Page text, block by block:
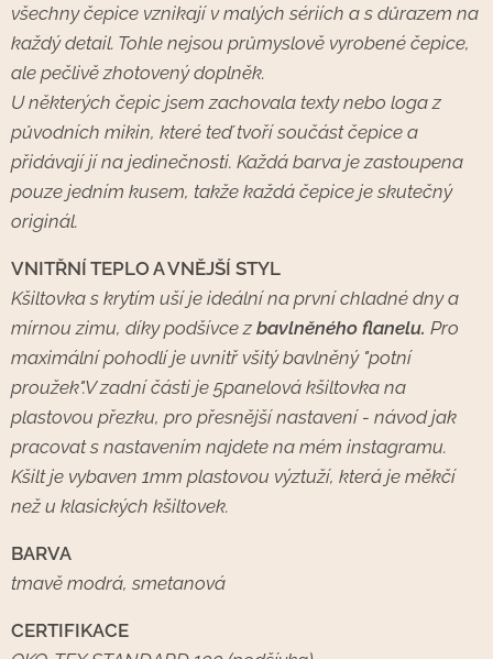
všechny čepice vznikají v malých sériích a s důrazem na
každý detail. Tohle nejsou průmyslově vyrobené čepice,
ale pečlivě zhotovený doplněk.
U některých čepic jsem zachovala texty nebo loga z
původních mikin, které teď tvoří součást čepice a
přidávají jí na jedinečnosti. Každá barva je zastoupena
pouze jedním kusem, takže každá čepice je skutečný
originál.
VNITŘNÍ TEPLO A VNĚJŠÍ STYL
Kšiltovka s krytím uší je ideální na první chladné dny a
mírnou zimu, díky podšívce z bavlněného flanelu. Pro
maximální pohodlí je uvnitř všitý bavlněný "potní
proužek".V zadní části je 5panelová kšiltovka na
plastovou přezku, pro přesnější nastavení - návod jak
pracovat s nastavením najdete na mém instagramu.
Kšilt je vybaven 1mm plastovou výztuží, která je měkčí
než u klasických kšiltovek.
BARVA
tmavě modrá, smetanová
CERTIFIKACE